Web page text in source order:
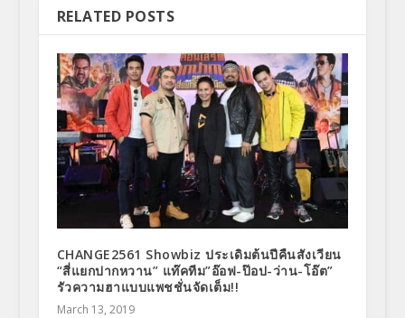
RELATED POSTS
CHANGE2561 Showbiz ประเดิมต้นปีคืนสังเวียน
“สี่แยกปากหวาน” แท๊คทีม”อ๊อฟ-ป๊อป-ว่าน-โอ๊ต”
รัวความฮาแบบแพชชั่นจัดเต็ม!!
March 13, 2019